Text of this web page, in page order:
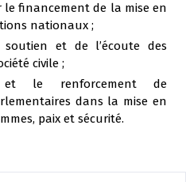
le financement de la mise en
nationaux ;
et de l’écoute des
civile ;
et le renforcement de
dans la mise en
paix et sécurité.